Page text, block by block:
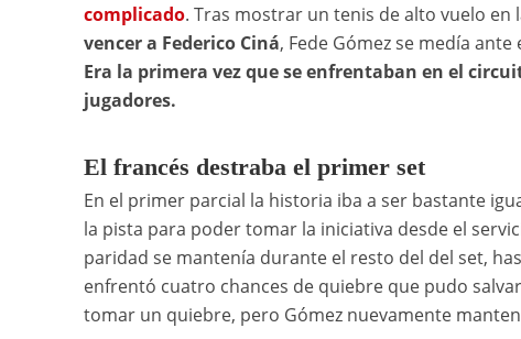
complicado. Tras mostrar un tenis de alto vuelo en
vencer a Federico Ciná, Fede Gómez se medía ante
Era la primera vez que se enfrentaban en el
jugadores.
El francés destraba el primer set
En el primer parcial la historia iba a ser bastante
la pista para poder tomar la iniciativa desde el
paridad se mantenía durante el resto del del set,
enfrentó cuatro chances de quiebre que pudo
tomar un quiebre, pero Gómez nuevamente